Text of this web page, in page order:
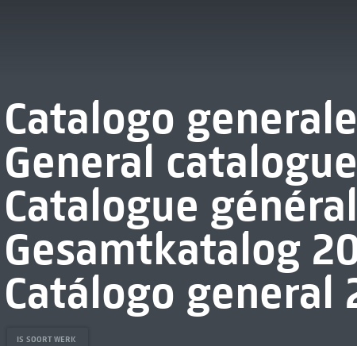
Catalogo
General
Catalogue
Gesamtkatalog
Catálogo general
IS SOORT WERK